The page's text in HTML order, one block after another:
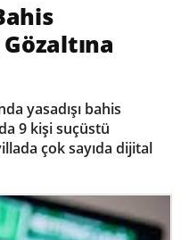
yasadışı bahis
9 kişi suçüstü
çok sayıda dijital